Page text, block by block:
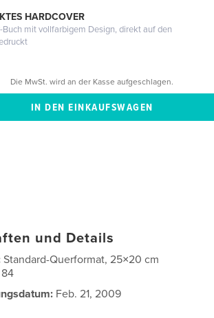
HARDCOVER
Buch mit vollfarbigem Design, direkt auf den
Die MwSt. wird an der Kasse aufgeschlagen.
und Details
Standard-Querformat, 25×20 cm
84
Feb. 21, 2009